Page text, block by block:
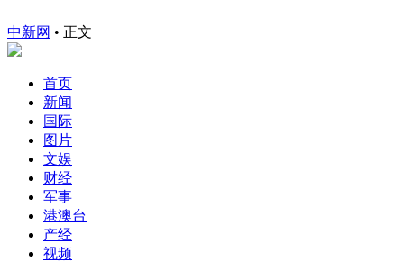
中新网 • 正文
首页
新闻
国际
图片
文娱
财经
军事
港澳台
产经
视频